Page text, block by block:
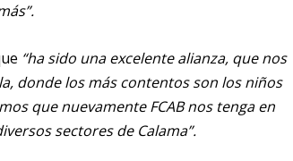
“ha sido una excelente alianza, que nos
donde los más contentos son los niños
que nuevamente FCAB nos tenga en
sectores de Calama”.